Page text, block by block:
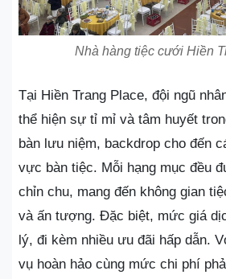
Nhà hàng tiệc cưới Hiền
Tại Hiền Trang Place, đội ngũ
thể hiện sự tỉ mỉ và tâm huyết
bàn lưu niệm, backdrop cho đến
vực bàn tiệc. Mỗi hạng mục đều
chỉn chu, mang đến không gian
và ấn tượng. Đặc biệt, mức giá
lý, đi kèm nhiều ưu đãi hấp dẫn.
vụ hoàn hảo cùng mức chi phí